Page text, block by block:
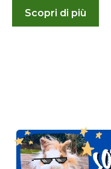
Scopri di più